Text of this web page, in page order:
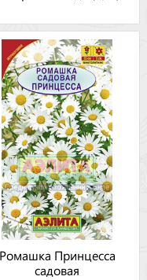
Ромашка Принцесса
садовая